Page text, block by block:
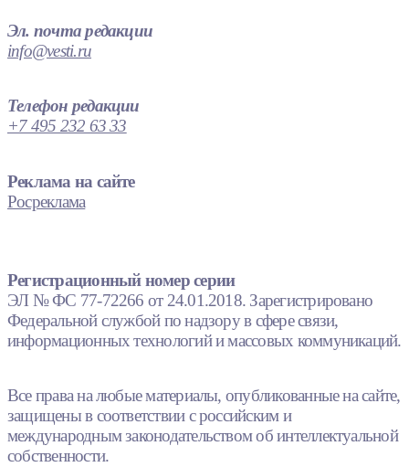
Эл. почта редакции
info@vesti.ru
Телефон редакции
+7 495 232 63 33
Реклама на сайте
Росреклама
Регистрационный номер серии
ЭЛ № ФС 77-72266 от 24.01.2018. Зарегистрировано
Федеральной службой по надзору в сфере связи,
информационных технологий и массовых коммуникаций.
Все права на любые материалы, опубликованные на сайте,
защищены в соответствии с российским и
международным законодательством об интеллектуальной
собственности.